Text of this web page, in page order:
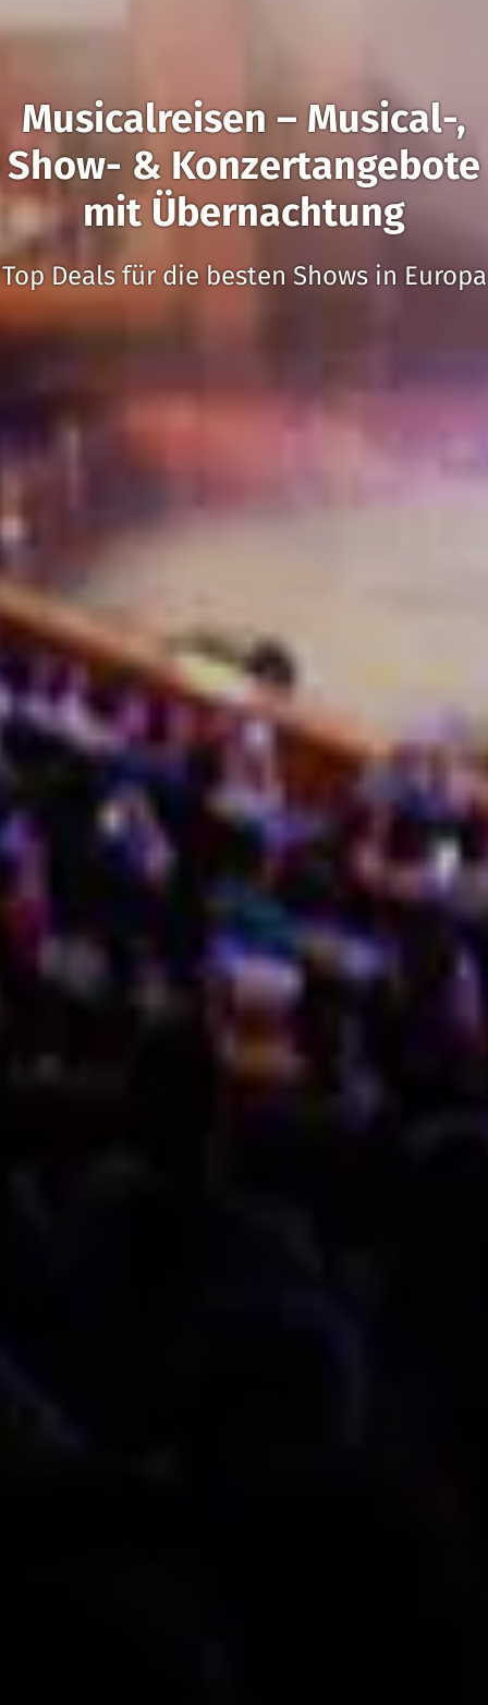
Musicalreisen – Musical-,
Show- & Konzertangebote
mit Übernachtung
Top Deals für die besten Shows in Europa